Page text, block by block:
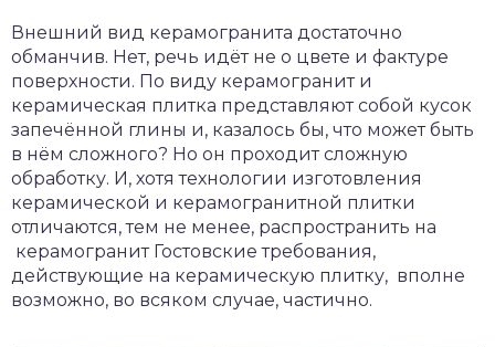
Внешний вид керамогранита достаточно
обманчив. Нет, речь идёт не о цвете и фактуре
поверхности. По виду керамогранит и
керамическая плитка представляют собой кусок
запечённой глины и, казалось бы, что может быть
в нём сложного? Но он проходит сложную
обработку. И, хотя технологии изготовления
керамической и керамогранитной плитки
отличаются, тем не менее, распространить на
керамогранит Гостовские требования,
действующие на керамическую плитку, вполне
возможно, во всяком случае, частично.